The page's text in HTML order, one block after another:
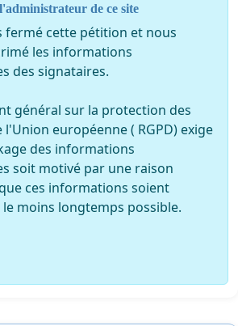
est un collectif de forces
démocrates de la Diaspora Africaine,
et le redressement de l’Afrique. Ses
la démocratie, l’unité africaine,
du continent et la remise de l’Homme
de l’humanité.
Panafricaine les organisations
: Bénin, Burkina, Cameroun,
Congo, Côte d’Ivoire, Djibouti,
Mauritanie, RDC, Sénégal, Tchad, Togo.
de ce site
fermé cette pétition et nous
les informations
des signataires.
général sur la protection des
l'Union européenne ( RGPD) exige
des informations
soit motivé par une raison
ces informations soient
le moins longtemps possible.